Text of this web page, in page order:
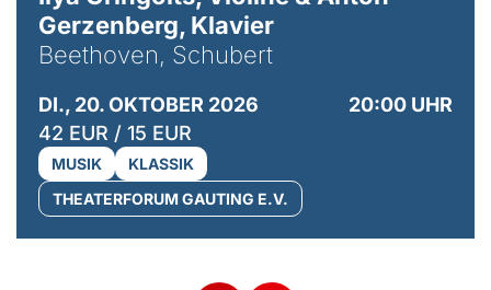
Gerzenberg, Klavier
Beethoven, Schubert
DI., 20. OKTOBER 2026
20:00 UHR
42 EUR / 15 EUR
MUSIK
KLASSIK
THEATERFORUM GAUTING E.V.